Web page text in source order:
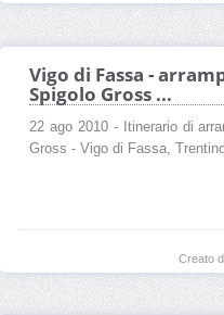
Vigo di Fassa -
Spigolo Gross ...
22 ago 2010 - Itinerario di
Gross - Vigo di Fassa,
Creato